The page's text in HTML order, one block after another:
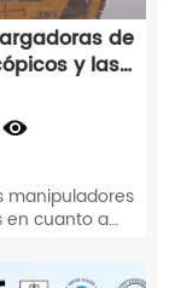
de
y las

manipuladores
en cuanto a